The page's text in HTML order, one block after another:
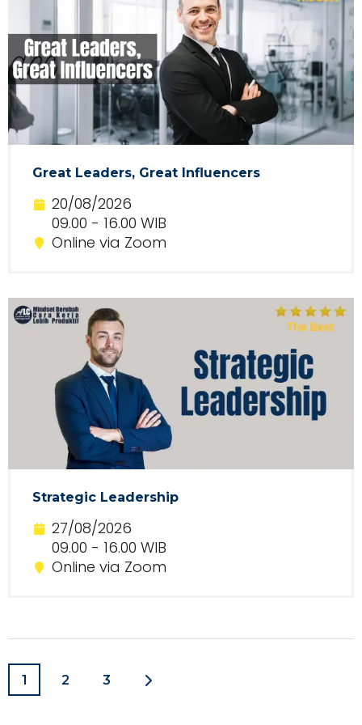
Great Leaders, Great Influencers
20/08/2026
09.00 - 16.00 WIB
Online via Zoom
Strategic Leadership
27/08/2026
09.00 - 16.00 WIB
Online via Zoom
1 2 3